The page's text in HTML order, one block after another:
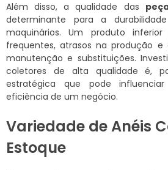
Além disso, a qualidade das
determinante para a
maquinários. Um produto
frequentes, atrasos na produção e
manutenção e substituições.
coletores de alta qualidade é,
estratégica que pode
eficiência de um negócio.
Variedade de Anéis
Estoque